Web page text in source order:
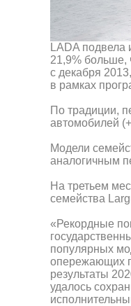
LADA
21,9% больше,
с декабря
в рамках
По традиции,
автомобилей
Модели
аналогичным
На третьем
семейства
«Рекордные
популярных
опережающих
результаты
удалось